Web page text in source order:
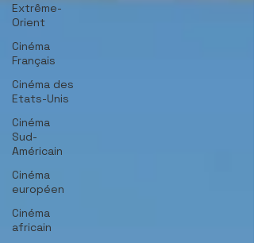
Extrême-
Orient
Cinéma
Français
Cinéma des
Etats-Unis
Cinéma
Sud-
Américain
Cinéma
européen
Cinéma
africain